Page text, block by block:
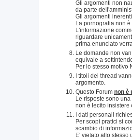
Gli argomenti non
da parte
Gli argomenti
La pornografia non è
L'informazione
riguardare
prima enunciato
Le domande non
equivale a
Per lo stesso motivo
I titoli dei thread
argomento.
Questo Forum non è
Le risposte sono
non è lecito insistere
I dati personali
Per scopi pratici si
scambio di
E' vietato allo stesso